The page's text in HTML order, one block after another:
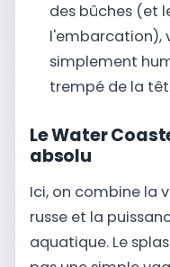
des bûches (et
l'embarcation),
simplement
trempé de la
Le Water
absolu
Ici, on combine la
russe et la
aquatique. Le